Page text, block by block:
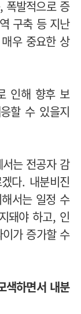
폭발적으로 증
구축 등 지난
우 중요한 상
인해 향후 보
할 수 있을지
는 전공자 감
다. 내분비진
서는 일정 수
돼야 하고, 인
가 증가할 수
색하면서 내분